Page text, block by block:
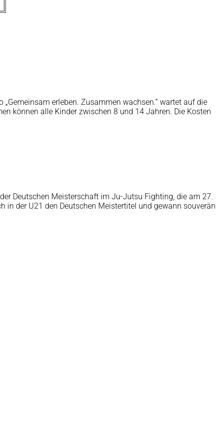
erleben. Zusammen wachsen.“ wartet auf die
können alle Kinder zwischen 8 und 14 Jahren. Die Kosten
Deutschen Meisterschaft im Ju-Jutsu Fighting, die am 27.
in der U21 den Deutschen Meistertitel und gewann souverän